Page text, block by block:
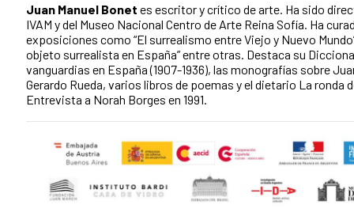
Juan Manuel Bonet es escritor y crítico de arte. Ha sido
IVAM y del Museo Nacional Centro de Arte Reina Sofía. Ha
exposiciones como “El surrealismo entre Viejo y Nuevo
objeto surrealista en España” entre otras. Destaca su
vanguardias en España (1907-1936), las monografías sobre
Gerardo Rueda, varios libros de poemas y el dietario La ronda
Entrevista a Norah Borges en 1991.